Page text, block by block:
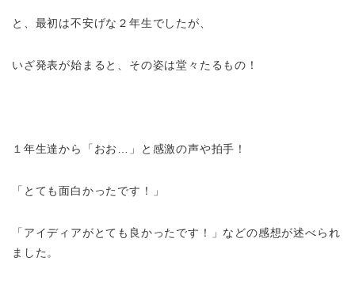
と、最初は不安げな２年生でしたが、
いざ発表が始まると、その姿は堂々たるもの！
１年生達から「おお…」と感激の声や拍手！
「とても面白かったです！」
「アイディアがとても良かったです！」などの感想が述べられ
ました。